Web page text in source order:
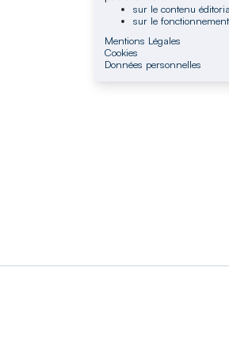
sur le contenu
sur le
Mentions Légales
Cookies
Données personnelles